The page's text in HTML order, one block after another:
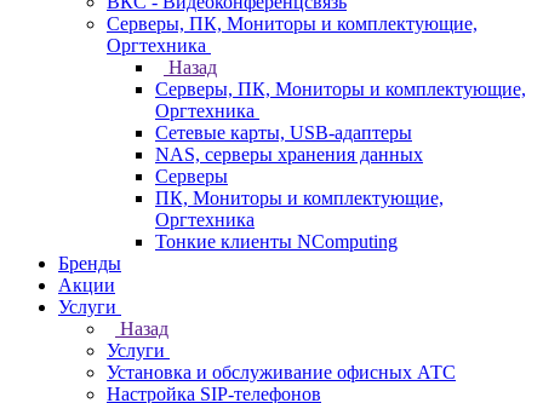
Серверы, ПК, Мониторы и комплектующие,
Оргтехника
Назад
Серверы, ПК, Мониторы и комплектующие,
Оргтехника
Сетевые карты, USB-адаптеры
NAS, серверы хранения данных
Серверы
ПК, Мониторы и комплектующие,
Оргтехника
Тонкие клиенты NComputing
Бренды
Акции
Услуги
Назад
Услуги
Установка и обслуживание офисных АТС
Настройка SIP-телефонов